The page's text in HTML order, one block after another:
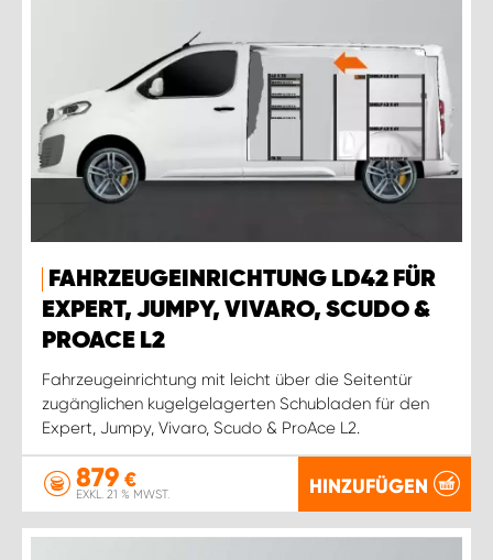
FAHRZEUGEINRICHTUNG LD42 FÜR
EXPERT, JUMPY, VIVARO, SCUDO &
PROACE L2
Fahrzeugeinrichtung mit leicht über die Seitentür
zugänglichen kugelgelagerten Schubladen für den
Expert, Jumpy, Vivaro, Scudo & ProAce L2.
879 €
EXKL. 21 % MWST. HINZUFÜGEN